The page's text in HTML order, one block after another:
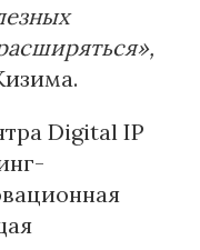
Digital IP